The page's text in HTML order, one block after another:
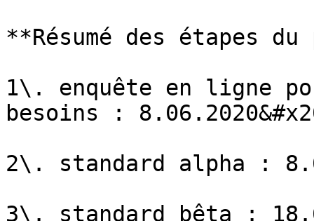
**Résumé des étapes
1\. enquête en ligne
besoins :
2\. standard alpha :
3\. standard bêta :